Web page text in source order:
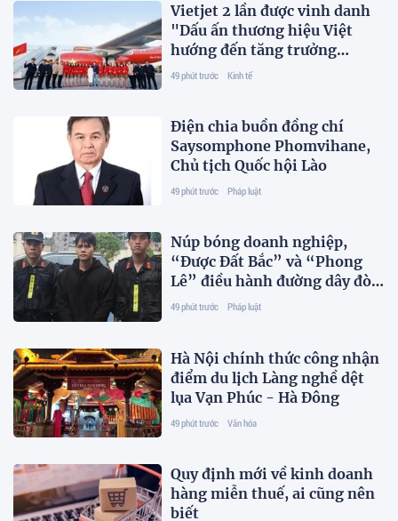
Vietjet 2 lần được vinh danh
"Dấu ấn thương hiệu Việt
hướng đến tăng trưởng
xanh"
49 phút trước Kinh tế
Điện chia buồn đồng chí
Saysomphone Phomvihane,
Chủ tịch Quốc hội Lào
49 phút trước Pháp luật
Núp bóng doanh nghiệp,
“Được Đất Bắc” và “Phong
Lê” điều hành đường dây đòi
nợ ra sao?
49 phút trước Pháp luật
Hà Nội chính thức công nhận
điểm du lịch Làng nghề dệt
lụa Vạn Phúc - Hà Đông
49 phút trước Văn hóa
Quy định mới về kinh doanh
hàng miễn thuế, ai cũng nên
biết